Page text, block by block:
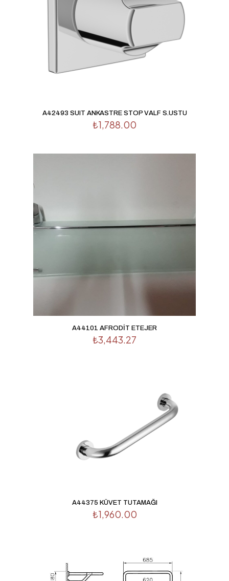
A42493 SUIT ANKASTRE STOP VALF S.USTU
₺1,788.00
A44101 AFRODİT ETEJER
₺3,443.27
A44375 KÜVET TUTAMAĞI
₺1,960.00